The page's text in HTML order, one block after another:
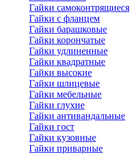
Гайки самоконтрящиеся
Гайки с фланцем
Гайки барашковые
Гайки корончатые
Гайки удлиненные
Гайки квадратные
Гайки высокие
Гайки шлицевые
Гайки мебельные
Гайки глухие
Гайки антивандальные
Гайки гост
Гайки кузовные
Гайки приварные